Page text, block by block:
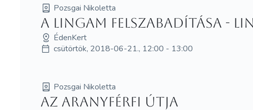
Pozsgai Nikoletta
A Lingam felszabadítása -
ÉdenKert
csütörtök, 2018-06-21., 12:00 - 13:00
Pozsgai Nikoletta
Az AranyFérfi útja